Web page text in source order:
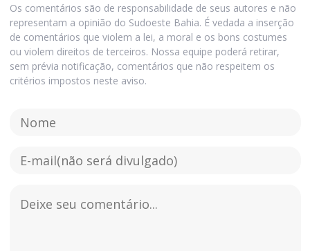
Os comentários são de responsabilidade de seus autores e não
representam a opinião do Sudoeste Bahia. É vedada a inserção
de comentários que violem a lei, a moral e os bons costumes
ou violem direitos de terceiros. Nossa equipe poderá retirar,
sem prévia notificação, comentários que não respeitem os
critérios impostos neste aviso.